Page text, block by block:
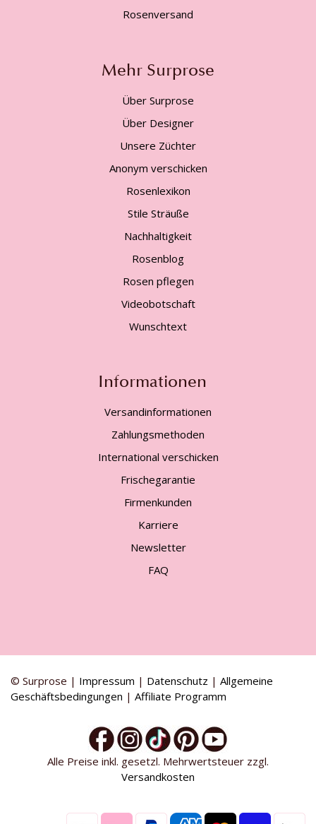
Rosenversand
Mehr Surprose
Über Surprose
Über Designer
Unsere Züchter
Anonym verschicken
Rosenlexikon
Stile Sträuße
Nachhaltigkeit
Rosenblog
Rosen pflegen
Videobotschaft
Wunschtext
Informationen
Versandinformationen
Zahlungsmethoden
International verschicken
Frischegarantie
Firmenkunden
Karriere
Newsletter
FAQ
© Surprose | Impressum | Datenschutz | Allgemeine
Geschäftsbedingungen | Affiliate Programm
Alle Preise inkl. gesetzl. Mehrwertsteuer zzgl.
Versandkosten